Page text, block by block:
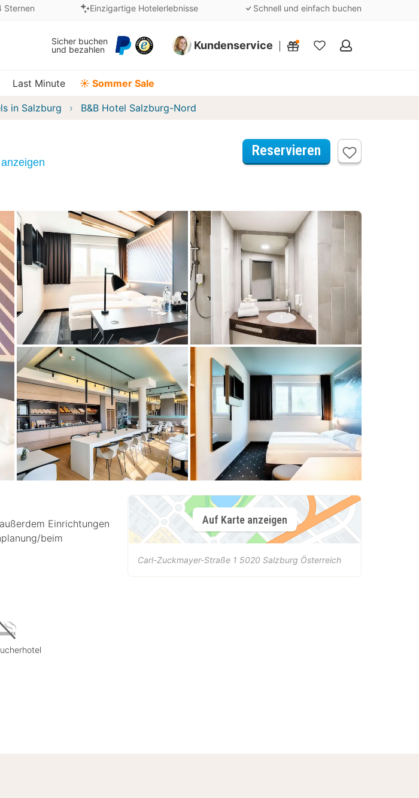
Sternen Einzigartige Hotelerlebnisse Schnell und einfach buchen
Sicher buchen
und bezahlen
Kundenservice
Meine
Last Minute ☀️ Sommer Sale
in Salzburg B&B Hotel Salzburg-Nord
Reservieren
Einrichtungen
beim
Auf Karte anzeigen
Carl-Zuckmayer-Straße 1 5020 Salzburg Österreich